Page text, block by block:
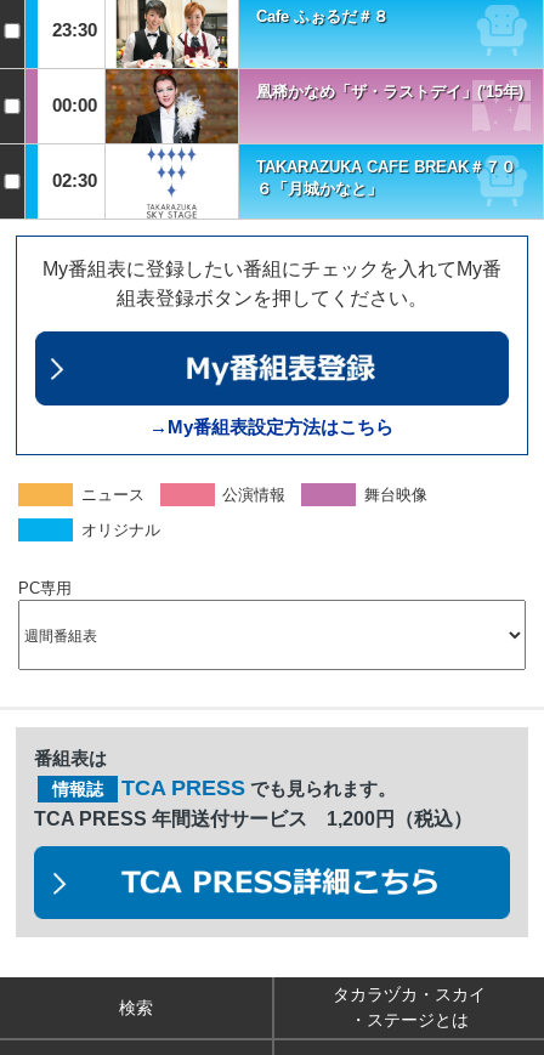
23:30
Cafe ふぉるだ＃８
00:00
凰稀かなめ「ザ・ラストデイ」('15年)
02:30
TAKARAZUKA CAFE BREAK＃７０
６「月城かなと」
My番組表に登録したい番組にチェックを入れてMy番
組表登録ボタンを押してください。
→My番組表設定方法はこちら
ニュース 公演情報
舞台映像
オリジナル
PC専用
番組表は
情報誌 TCA PRESS でも見られます。
TCA PRESS 年間送付サービス 1,200円（税込）
検索
タカラヅカ・スカイ
・ステージとは